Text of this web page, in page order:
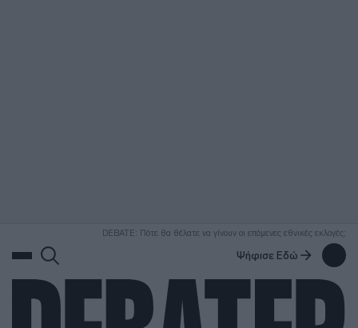
DEBATE: Πότε θα θέλατε να γίνουν οι επόμενες εθνικές εκλογές;
Ψήφισε Εδώ